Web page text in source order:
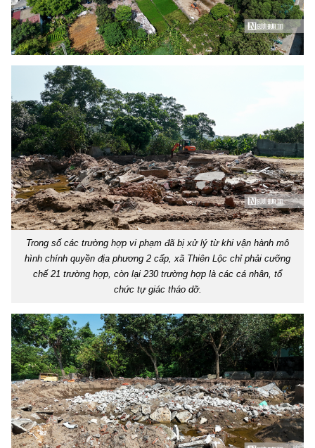
Trong số các trường hợp vi phạm đã bị xử lý từ khi vận hành mô
hình chính quyền địa phương 2 cấp, xã Thiên Lộc chỉ phải cưỡng
chế 21 trường hợp, còn lại 230 trường hợp là các cá nhân, tổ
chức tự giác tháo dỡ.